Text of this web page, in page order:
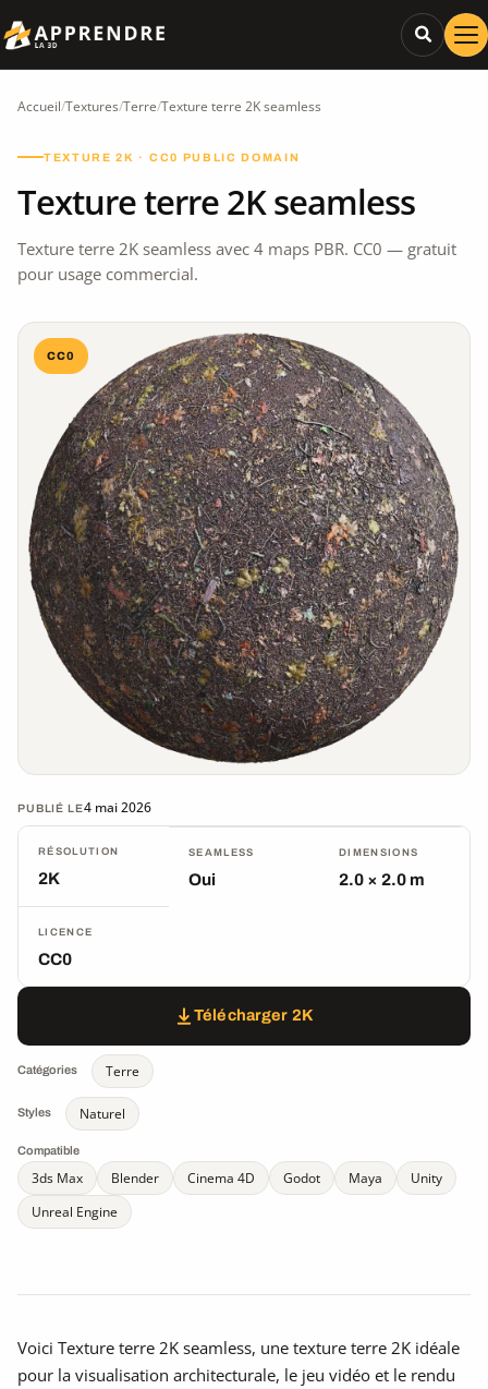
Accueil/Textures/Terre/Texture terre 2K seamless
TEXTURE 2K · CC0 PUBLIC DOMAIN
Texture terre 2K seamless
Texture terre 2K seamless avec 4 maps PBR. CC0 — gratuit
pour usage commercial.
CC0
PUBLIÉ LE4 mai 2026
RÉSOLUTION
2K
SEAMLESS
Oui
DIMENSIONS
2.0 × 2.0 m
LICENCE
CC0
Télécharger 2K
Catégories Terre
Styles Naturel
Compatible
3ds Max Blender Cinema 4D Godot Maya
Unity
Unreal Engine
Voici Texture terre 2K seamless, une texture terre 2K idéale
pour la visualisation architecturale, le jeu vidéo et le rendu